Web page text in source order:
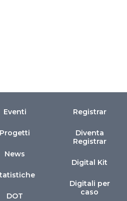
Eventi
Progetti
News
DOT
Registrar
Diventa
Registrar
Digital Kit
Digitali per
caso